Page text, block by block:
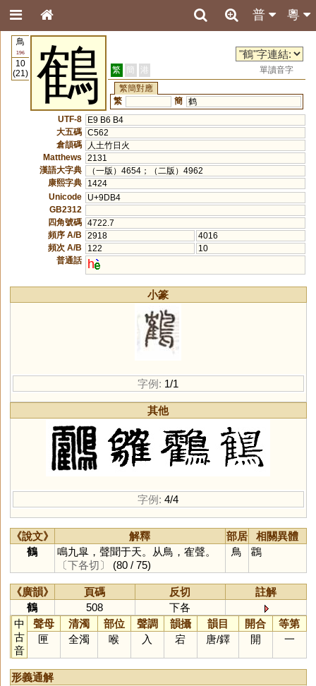
粵
普
鳥
196
10
(21)
鶴 繁 簡 港
單讀音字
繁簡對應
繁
簡 鹤
UTF-8
E9 B6 B4
大五碼 C562
倉頡碼
人土竹日火
Matthews
2131
漢語大字典
（一版）4654；（二版）4962
康熙字典
1424
Unicode
U+9DB4
GB2312
四角號碼 4722.7
頻序 A/B
2918
4016
頻次 A/B
122
10
普通話
h
小篆
字例: 1/1
其他
字例: 4/4
《說文》 解釋 部居
相關異體
鶴
鳴九皐，聲聞于天。从鳥，隺聲。
〔下各切〕
(80 / 75)
鳥 鸖
《廣韻》 頁碼 反切
註解
鶴
508
下各
中
古
音
聲母 清濁 部位 聲調 韻攝 韻目 開合
等第
匣
全濁 喉 入 宕 唐/鐸 開 一
形義通解